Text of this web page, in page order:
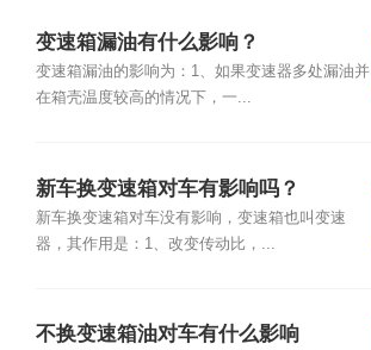
变速箱漏油有什么影响？
变速箱漏油的影响为：1、如果变速器多处漏油并
在箱壳温度较高的情况下，一...
新车换变速箱对车有影响吗？
新车换变速箱对车没有影响，变速箱也叫变速
器，其作用是：1、改变传动比，...
不换变速箱油对车有什么影响